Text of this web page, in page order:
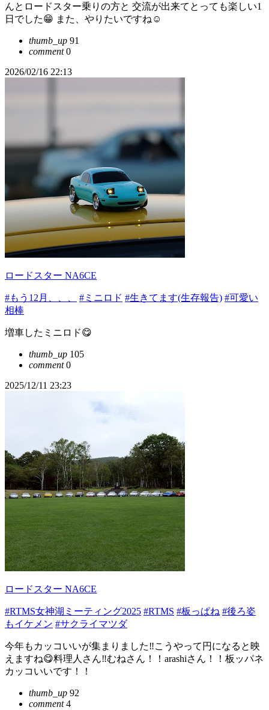
んとロードスター乗りの方と 交流が出来てとっても楽しい1
日でした😁 また、やりたいですね☺️
thumb_up 91
comment0
2026/02/16 22:13
ロードスター NA6CE
#もう12月、、、 #ミニロド #生きてます(生存報告) #可愛い
相棒
増車したミニロド😋
thumb_up 105
comment0
2025/12/11 23:23
ロードスター NA6CE
#RTMS女神湖ミーティング2025 #RTMS #板っぱね #後ろ姿
もイケメン #サクライマツダ
今年もカッコいいが集まりました‼️こうやって円になると映
えますね😋料理人さん‼️むねさん！！arashiさん！！板ッパネ
カッコいいです！！
thumb_up 92
comment4